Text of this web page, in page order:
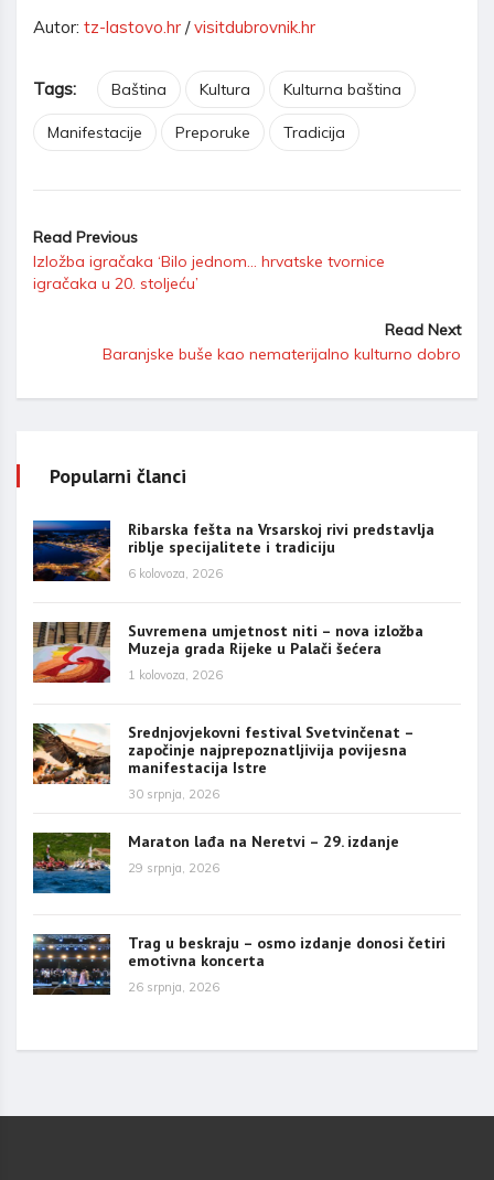
Autor: tz-lastovo.hr /visitdubrovnik.hr
Tags: Baština Kultura Kulturna baština
Manifestacije Preporuke Tradicija
Read Previous
Izložba igračaka ‘Bilo jednom… hrvatske tvornice
igračaka u 20. stoljeću’
Read Next
Baranjske buše kao nematerijalno kulturno dobro
Popularni članci
Ribarska fešta na Vrsarskoj rivi predstavlja
riblje specijalitete i tradiciju
6 kolovoza, 2026
Suvremena umjetnost niti – nova izložba
Muzeja grada Rijeke u Palači šećera
1 kolovoza, 2026
Srednjovjekovni festival Svetvinčenat –
započinje najprepoznatljivija povijesna
manifestacija Istre
30 srpnja, 2026
Maraton lađa na Neretvi – 29. izdanje
29 srpnja, 2026
Trag u beskraju – osmo izdanje donosi četiri
emotivna koncerta
26 srpnja, 2026